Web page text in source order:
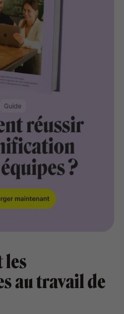
les
au travail de